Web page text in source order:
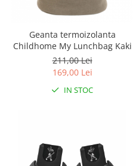
Geanta termoizolanta
Childhome My Lunchbag Kaki
211,00 Lei
169,00 Lei
IN STOC